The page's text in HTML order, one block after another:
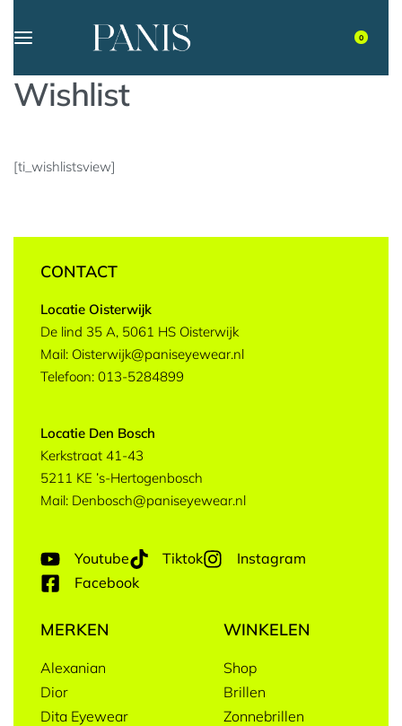
0
Wishlist
[ti_wishlistsview]
CONTACT
Locatie Oisterwijk
De lind 35 A, 5061 HS Oisterwijk
Mail: Oisterwijk@paniseyewear.nl
Telefoon: 013-5284899
Locatie Den Bosch
Kerkstraat 41-43
5211 KE ’s-Hertogenbosch
Mail: Denbosch@paniseyewear.nl
Youtube Tiktok
Instagram
Facebook
MERKEN
Alexanian
Dior
Dita Eyewear
WINKELEN
Shop
Brillen
Zonnebrillen